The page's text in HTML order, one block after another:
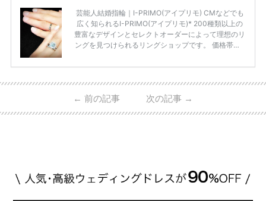
芸能人結婚指輪｜I-PRIMO(アイプリモ) CMなどでも
広く知られるI-PRIMO(アイプリモ)* 200種類以上の
豊富なデザインとセレクトオーダーによって理想のリ
ングを見つけられるリングショップです。 価格帯は2
入が可能♩ コスパ的にも20代の若い夫婦に人気のよ
ビ 系 にて10月5日22時～スタートする水曜ドラマ『
#ファーストペンギン! 』で山藤 そよ役を演じます💁🏻‍♀️
← 前の記事 次の記事 →